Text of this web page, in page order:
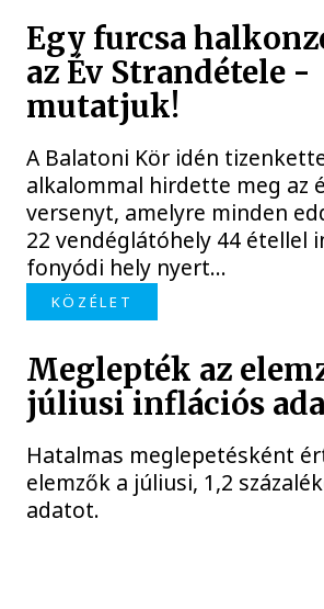
Egy furcsa
az Év Strandétele -
mutatjuk!
A Balatoni Kör idén
alkalommal hirdette meg az
versenyt, amelyre minden
22 vendéglátóhely 44 étellel
fonyódi hely nyert...
KÖZÉLET
Meglepték az
júliusi inflációs
Hatalmas meglepetésként
elemzők a júliusi, 1,2
adatot.